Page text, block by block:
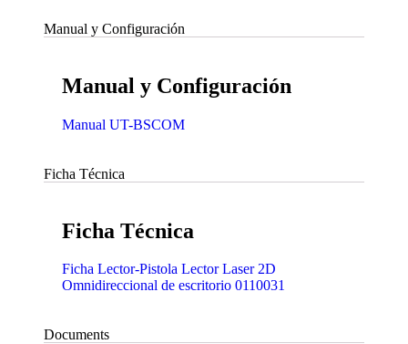
Manual y Configuración
Manual y Configuración
Manual UT-BSCOM
Ficha Técnica
Ficha Técnica
Ficha Lector-Pistola Lector Laser 2D
Omnidireccional de escritorio 0110031
Documents